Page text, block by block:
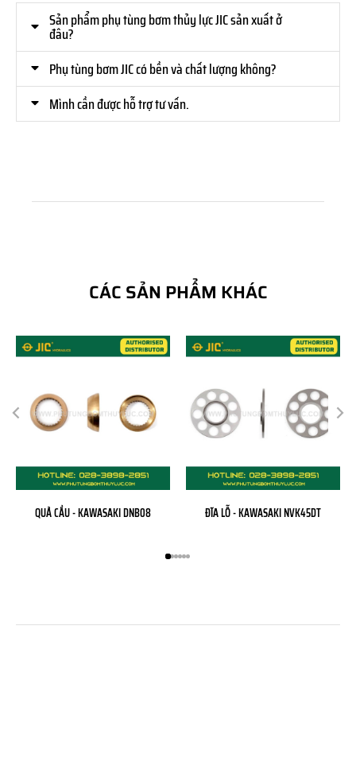
Sản phẩm phụ tùng bơm thủy lực JIC sản xuất ở
đâu?
Phụ tùng bơm JIC có bền và chất lượng không?
Mình cần được hỗ trợ tư vấn.
CÁC SẢN PHẨM KHÁC
QUẢ CẦU - KAWASAKI DNB08 ĐĨA LỖ - KAWASAKI NVK45DT